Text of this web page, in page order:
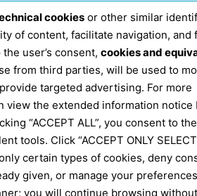
cookies or other similar
of content, facilitate navigation, and
user’s consent, cookies and
from third parties, will be used to
targeted advertising. For more
view the extended information notice
“ACCEPT ALL”, you consent to
tools. Click “ACCEPT ONLY
certain types of cookies, deny
given, or manage your
you will continue browsing without